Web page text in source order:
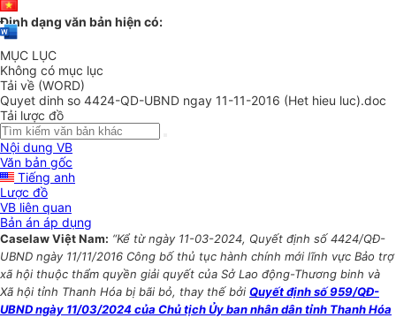
Định dạng văn bản hiện có:
MỤC LỤC
Không có mục lục
Tải về (WORD)
Quyet dinh so 4424-QD-UBND ngay 11-11-2016 (Het hieu luc).doc
Tải lược đồ
Nội dung VB
Văn bản gốc
Tiếng anh
Lược đồ
VB liên quan
Bản án áp dụng
Caselaw Việt Nam: “Kể từ ngày 11-03-2024, Quyết định số 4424/QĐ-
UBND ngày 11/11/2016 Công bố thủ tục hành chính mới lĩnh vực Bảo trợ
xã hội thuộc thẩm quyền giải quyết của Sở Lao động-Thương binh và
Xã hội tỉnh Thanh Hóa bị bãi bỏ, thay thế bởi Quyết định số 959/QĐ-
UBND ngày 11/03/2024 của Chủ tịch Ủy ban nhân dân tỉnh Thanh Hóa